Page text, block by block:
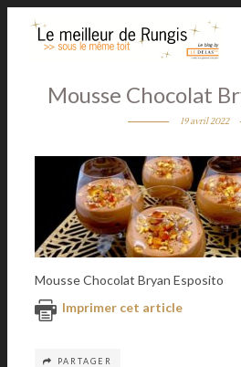
Mousse Chocolat
19 avril 2022
Mousse Chocolat Bryan Esposito
Imprimer cet article
PARTAGER